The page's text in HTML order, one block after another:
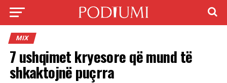
MIX
7 ushqimet kryesore që mund të
shkaktojnë puçrra